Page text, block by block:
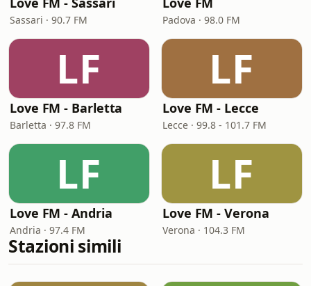
Sassari · 90.7 FM Padova · 98.0 FM
LF
Love FM - Barletta
Barletta · 97.8 FM
LF
Love FM - Lecce
Lecce · 99.8 - 101.7 FM
LF
Love FM - Andria
Andria · 97.4 FM
LF
Love FM - Verona
Verona · 104.3 FM
Stazioni simili